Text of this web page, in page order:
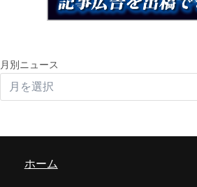
月別ニュース
ホーム